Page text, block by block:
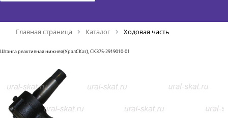
Главная страница Каталог Ходовая часть
Штанга реактивная нижняя(УралСКат), СК375-2919010-01